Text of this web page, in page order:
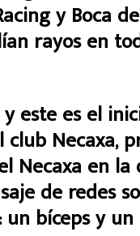
y Boca
rayos en
este es el
club Necaxa,
Necaxa en
de redes
bíceps y un